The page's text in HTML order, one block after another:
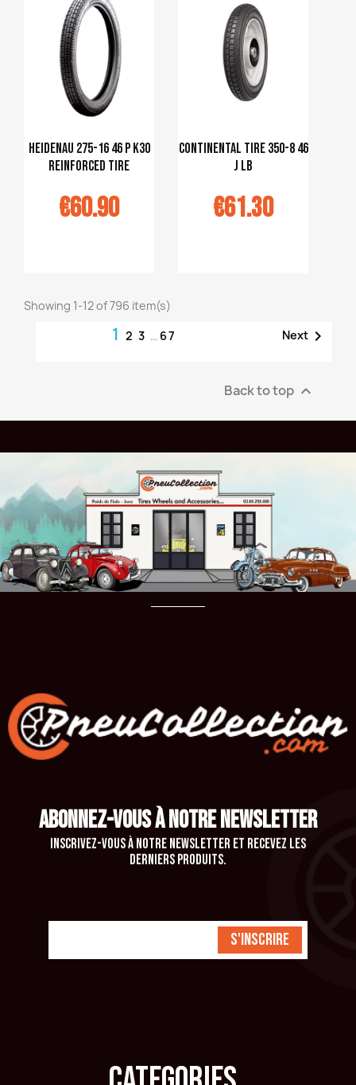
Heidenau 275-16 46 P K30
reinforced tire
€60.90
panier
Continental tire 350-8 46
J LB
€61.30
panier
Showing 1-12 of 796 item(s)
1 2 3 … 67 Next 
Back to top 
ABONNEZ-VOUS À NOTRE NEWSLETTER
Inscrivez-vous à notre newsletter et recevez les
derniers produits.
S'inscrire